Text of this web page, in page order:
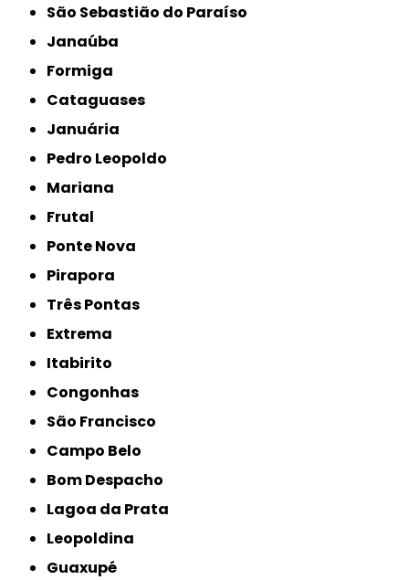
São Sebastião do Paraíso
Janaúba
Formiga
Cataguases
Januária
Pedro Leopoldo
Mariana
Frutal
Ponte Nova
Pirapora
Três Pontas
Extrema
Itabirito
Congonhas
São Francisco
Campo Belo
Bom Despacho
Lagoa da Prata
Leopoldina
Guaxupé